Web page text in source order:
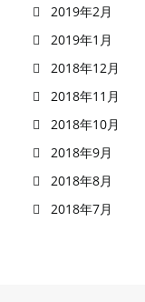
2019年2月
2019年1月
2018年12月
2018年11月
2018年10月
2018年9月
2018年8月
2018年7月